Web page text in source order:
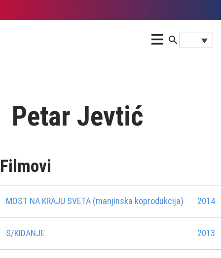
Petar Jevtić
Filmovi
MOST NA KRAJU SVETA (manjinska koprodukcija) 2014
S/KIDANJE 2013